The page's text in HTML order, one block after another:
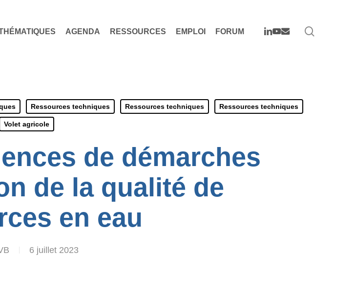
AGENDA RESSOURCES EMPLOI FORUM LINKEDIN
YOUTUBE
EMAIL
Ressources techniques Ressources techniques Ressources techniques
Volet agricole
de démarches
de la qualité de
en eau
6 juillet 2023